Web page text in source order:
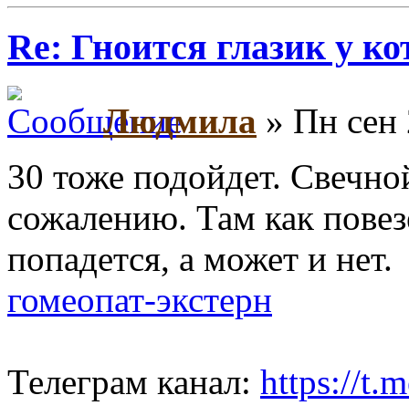
Re: Гноится глазик у
Людмила » Пн сен
30 тоже подойдет.
сожалению. Там как
попадется, а может и нет.
гомеопат-экстерн
Телеграм канал: https://